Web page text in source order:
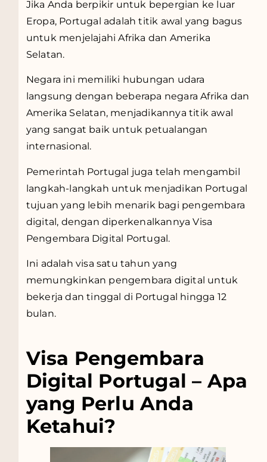
Jika Anda berpikir untuk bepergian ke luar
Eropa, Portugal adalah titik awal yang bagus
untuk menjelajahi Afrika dan Amerika
Selatan.
Negara ini memiliki hubungan udara
langsung dengan beberapa negara Afrika dan
Amerika Selatan, menjadikannya titik awal
yang sangat baik untuk petualangan
internasional.
Pemerintah Portugal juga telah mengambil
langkah-langkah untuk menjadikan Portugal
tujuan yang lebih menarik bagi pengembara
digital, dengan diperkenalkannya Visa
Pengembara Digital Portugal.
Ini adalah visa satu tahun yang
memungkinkan pengembara digital untuk
bekerja dan tinggal di Portugal hingga 12
bulan.
Visa Pengembara
Digital Portugal – Apa
yang Perlu Anda
Ketahui?